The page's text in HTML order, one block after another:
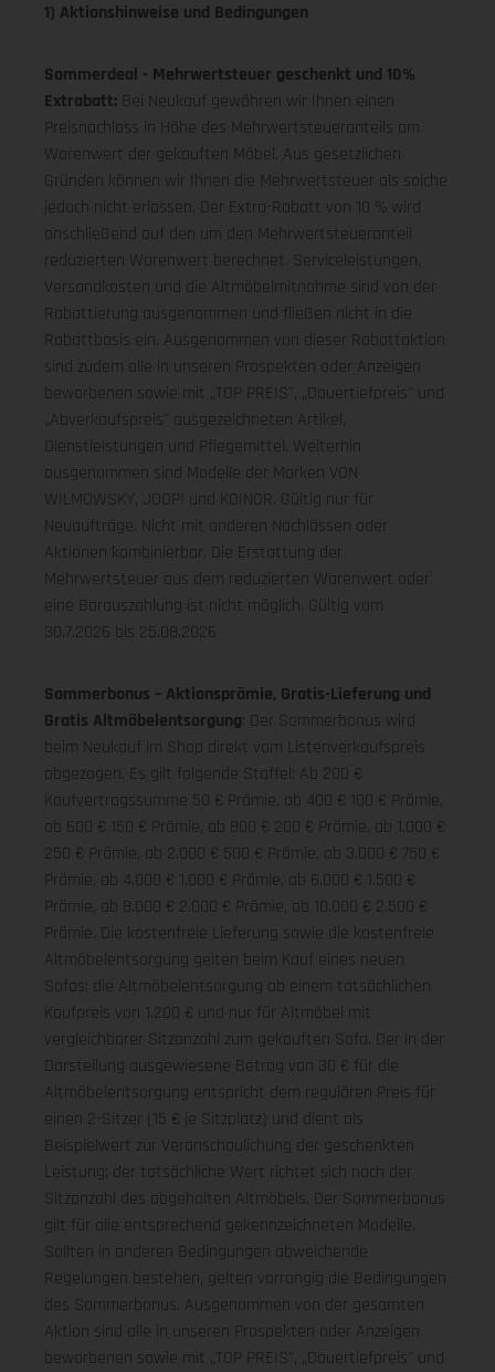
1) Aktionshinweise und Bedingungen
Sommerdeal - Mehrwertsteuer geschenkt und 10%
Extrabatt: Bei Neukauf gewähren wir Ihnen einen
Preisnachlass in Höhe des Mehrwertsteueranteils am
Warenwert der gekauften Möbel. Aus gesetzlichen
Gründen können wir Ihnen die Mehrwertsteuer als solche
jedoch nicht erlassen. Der Extra-Rabatt von 10 % wird
anschließend auf den um den Mehrwertsteueranteil
reduzierten Warenwert berechnet. Serviceleistungen,
Versandkosten und die Altmöbelmitnahme sind von der
Rabattierung ausgenommen und fließen nicht in die
Rabattbasis ein. Ausgenommen von dieser Rabattaktion
sind zudem alle in unseren Prospekten oder Anzeigen
beworbenen sowie mit „TOP PREIS", „Dauertiefpreis" und
„Abverkaufspreis" ausgezeichneten Artikel,
Dienstleistungen und Pflegemittel. Weiterhin
ausgenommen sind Modelle der Marken VON
WILMOWSKY, JOOP! und KOINOR. Gültig nur für
Neuaufträge. Nicht mit anderen Nachlässen oder
Aktionen kombinierbar. Die Erstattung der
Mehrwertsteuer aus dem reduzierten Warenwert oder
eine Barauszahlung ist nicht möglich. Gültig vom
30.7.2026 bis 25.08.2026
Sommerbonus – Aktionsprämie, Gratis-Lieferung und
Gratis Altmöbelentsorgung: Der Sommerbonus wird
beim Neukauf im Shop direkt vom Listenverkaufspreis
abgezogen. Es gilt folgende Staffel: Ab 200 €
Kaufvertragssumme 50 € Prämie, ab 400 € 100 € Prämie,
ab 600 € 150 € Prämie, ab 800 € 200 € Prämie, ab 1.000 €
250 € Prämie, ab 2.000 € 500 € Prämie, ab 3.000 € 750 €
Prämie, ab 4.000 € 1.000 € Prämie, ab 6.000 € 1.500 €
Prämie, ab 8.000 € 2.000 € Prämie, ab 10.000 € 2.500 €
Prämie. Die kostenfreie Lieferung sowie die kostenfreie
Altmöbelentsorgung gelten beim Kauf eines neuen
Sofas; die Altmöbelentsorgung ab einem tatsächlichen
Kaufpreis von 1.200 € und nur für Altmöbel mit
vergleichbarer Sitzanzahl zum gekauften Sofa. Der in der
Darstellung ausgewiesene Betrag von 30 € für die
Altmöbelentsorgung entspricht dem regulären Preis für
einen 2-Sitzer (15 € je Sitzplatz) und dient als
Beispielwert zur Veranschaulichung der geschenkten
Leistung; der tatsächliche Wert richtet sich nach der
Sitzanzahl des abgeholten Altmöbels. Der Sommerbonus
gilt für alle entsprechend gekennzeichneten Modelle.
Sollten in anderen Bedingungen abweichende
Regelungen bestehen, gelten vorrangig die Bedingungen
des Sommerbonus. Ausgenommen von der gesamten
Aktion sind alle in unseren Prospekten oder Anzeigen
beworbenen sowie mit „TOP PREIS", „Dauertiefpreis" und